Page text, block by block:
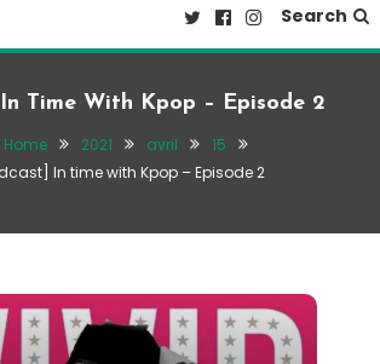
Search
Time With Kpop – Episode 2
Home 2021 avril
15
In time with Kpop – Episode 2